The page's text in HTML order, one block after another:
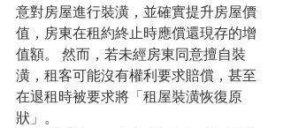
意對房屋進行裝潢，並確實提升房屋價
值，房東在租約終止時應償還現存的增
值額。 然而，若未經房東同意擅自裝
潢，租客可能沒有權利要求賠償，甚至
在退租時被要求將「租屋裝潢恢復原
狀」。